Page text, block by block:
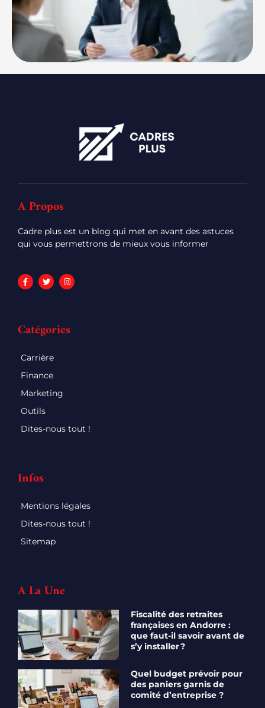
A Propos
Cadre plus est un blog qui met en avant des astuces
qui vous permettrons de mieux vous informer
Catégories
Carrière
Finance
Marketing
Outils
Dites-nous tout !
Infos
Mentions légales
Dites-nous tout !
Sitemap
A La Une
Fiscalité des retraites
françaises en Andorre :
que faut-il savoir avant de
s’y installer ?
Quel budget prévoir pour
des paniers garnis de
comité d’entreprise ?